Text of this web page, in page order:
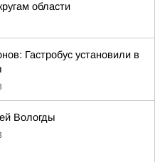
области
Гастробус установили в
Вологды